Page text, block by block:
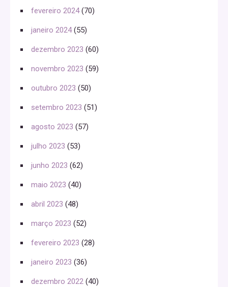
fevereiro 2024(70)
janeiro 2024(55)
dezembro 2023 (60)
novembro 2023 (59)
outubro 2023 (50)
setembro 2023 (51)
agosto 2023 (57)
julho 2023 (53)
junho 2023 (62)
maio 2023 (40)
abril 2023 (48)
março 2023 (52)
fevereiro 2023 (28)
janeiro 2023 (36)
dezembro 2022 (40)